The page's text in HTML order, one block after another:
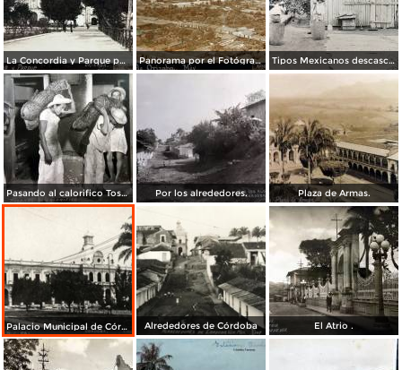
La Concordia y Parque por el Fotógrafo Juan D. Vasallo. Panorama por el Fotógrafo Juan D. Vasallo. Tipos Mexicanos descascarando el cafe por el Fotógrafo Charles B. Waite 1907.
Pasando al calorifico Tostaddoras del cafe Cordoba Veracruz. Por los alrededores. Plaza de Armas.
Palacio Municipal de Córdoba Alrededores de Córdoba El Atrio .